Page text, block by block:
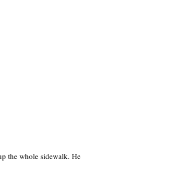
the whole sidewalk. He